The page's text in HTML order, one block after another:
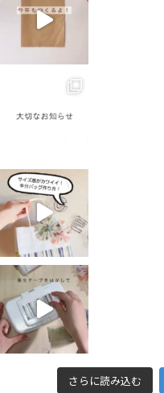
さらに読み込む